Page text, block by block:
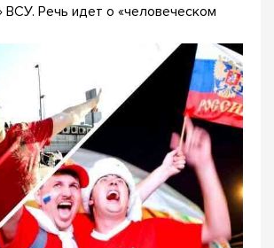
ВСУ. Речь идет о «человеческом